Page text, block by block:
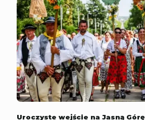
Uroczyste wejście na Jasną Górę